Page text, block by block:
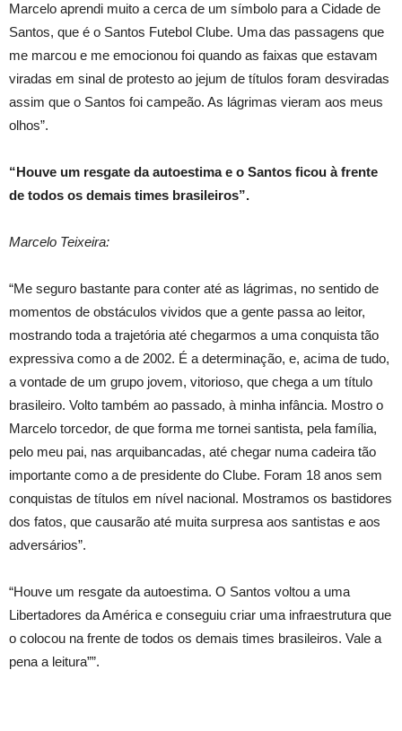
Marcelo aprendi muito a cerca de um símbolo para a Cidade de
Santos, que é o Santos Futebol Clube. Uma das passagens que
me marcou e me emocionou foi quando as faixas que estavam
viradas em sinal de protesto ao jejum de títulos foram desviradas
assim que o Santos foi campeão. As lágrimas vieram aos meus
olhos”.
“Houve um resgate da autoestima e o Santos ficou à frente
de todos os demais times brasileiros”.
Marcelo Teixeira:
“Me seguro bastante para conter até as lágrimas, no sentido de
momentos de obstáculos vividos que a gente passa ao leitor,
mostrando toda a trajetória até chegarmos a uma conquista tão
expressiva como a de 2002. É a determinação, e, acima de tudo,
a vontade de um grupo jovem, vitorioso, que chega a um título
brasileiro. Volto também ao passado, à minha infância. Mostro o
Marcelo torcedor, de que forma me tornei santista, pela família,
pelo meu pai, nas arquibancadas, até chegar numa cadeira tão
importante como a de presidente do Clube. Foram 18 anos sem
conquistas de títulos em nível nacional. Mostramos os bastidores
dos fatos, que causarão até muita surpresa aos santistas e aos
adversários”.
“Houve um resgate da autoestima. O Santos voltou a uma
Libertadores da América e conseguiu criar uma infraestrutura que
o colocou na frente de todos os demais times brasileiros. Vale a
pena a leitura””.